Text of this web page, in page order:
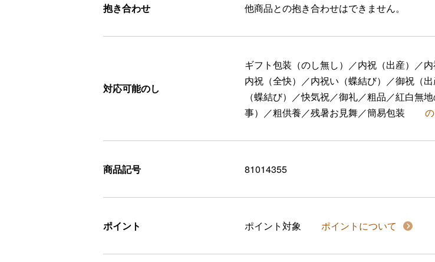
抱き合わせ 他商品との抱き合わせはできません。
対応可能のし
ギフト包装（のし無し）／内祝（出産）／
内祝（全快）／内祝い（蝶結び）／御祝（
（蝶結び）／快気祝／御礼／粗品／紅白無
事）／粗供養／残暑お見舞／簡易包装
商品記号 81014355
ポイント ポイント対象 ポイントについて